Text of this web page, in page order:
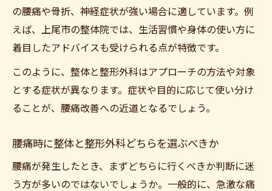
の腰痛や骨折、神経症状が強い場合に適しています。例
えば、上尾市の整体院では、生活習慣や身体の使い方に
着目したアドバイスも受けられる点が特徴です。
このように、整体と整形外科はアプローチの方法や対象
とする症状が異なります。症状や目的に応じて使い分け
ることが、腰痛改善への近道となるでしょう。
腰痛時に整体と整形外科どちらを選ぶべきか
腰痛が発生したとき、まずどちらに行くべきか判断に迷
う方が多いのではないでしょうか。一般的に、急激な痛